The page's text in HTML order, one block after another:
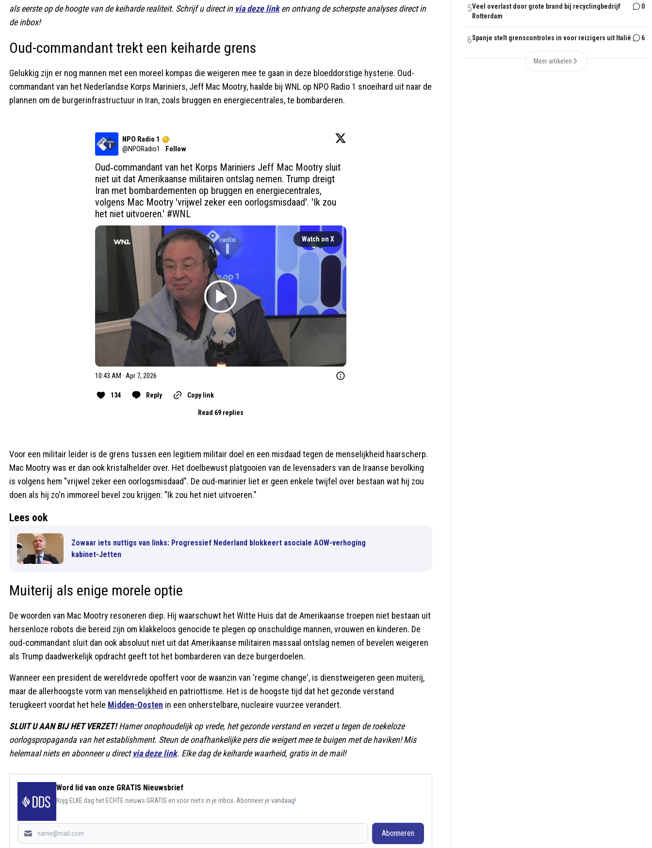
als eerste op de hoogte van de keiharde realiteit. Schrijf u direct in via deze linken ontvang de scherpste analyses direct in
de inbox!
Oud-commandant trekt een keiharde grens
Gelukkig zijn er nog mannen met een moreel kompas die weigeren mee te gaan in deze bloeddorstige hysterie. Oud-
commandant van het Nederlandse Korps Mariniers, Jeff Mac Mootry, haalde bij WNL op NPO Radio 1 snoeihard uit naar de
plannen om de burgerinfrastructuur in Iran, zoals bruggen en energiecentrales, te bombarderen.
NPO Radio 1
@NPORadio1 · Follow
Oud‑commandant van het Korps Mariniers Jeff Mac Mootry sluit
niet uit dat Amerikaanse militairen ontslag nemen. Trump dreigt
Iran met bombardementen op bruggen en energiecentrales,
volgens Mac Mootry 'vrijwel zeker een oorlogsmisdaad'. 'Ik zou
het niet uitvoeren.' #WNL
Watch on X
10:43 AM · Apr 7, 2026
134 Reply Copy link
Read 69 replies
Voor een militair leider is de grens tussen een legitiem militair doel en een misdaad tegen de menselijkheid haarscherp.
Mac Mootry was er dan ook kristalhelder over. Het doelbewust platgooien van de levensaders van de Iraanse bevolking
is volgens hem "vrijwel zeker een oorlogsmisdaad". De oud-marinier liet er geen enkele twijfel over bestaan wat hij zou
doen als hij zo'n immoreel bevel zou krijgen: "Ik zou het niet uitvoeren."
Lees ook
Zowaar iets nuttigs van links: Progressief Nederland blokkeert asociale AOW-verhoging
kabinet-Jetten
Muiterij als enige morele optie
De woorden van Mac Mootry resoneren diep. Hij waarschuwt het Witte Huis dat de Amerikaanse troepen niet bestaan uit
hersenloze robots die bereid zijn om klakkeloos genocide te plegen op onschuldige mannen, vrouwen en kinderen. De
oud-commandant sluit dan ook absoluut niet uit dat Amerikaanse militairen massaal ontslag nemen of bevelen weigeren
als Trump daadwerkelijk opdracht geeft tot het bombarderen van deze burgerdoelen.
Wanneer een president de wereldvrede opoffert voor de waanzin van 'regime change', is dienstweigeren geen muiterij,
maar de allerhoogste vorm van menselijkheid en patriottisme. Het is de hoogste tijd dat het gezonde verstand
terugkeert voordat het hele Midden-Oosten in een onherstelbare, nucleaire vuurzee verandert.
SLUIT U AAN BIJ HET VERZET! Hamer onophoudelijk op vrede, het gezonde verstand en verzet u tegen de roekeloze
oorlogspropaganda van het establishment. Steun de onafhankelijke pers die weigert mee te buigen met de haviken! Mis
helemaal niets en abonneer u directvia deze link. Elke dag de keiharde waarheid, gratis in de mail!
Word lid van onze GRATIS Nieuwsbrief
Krijg ELKE dag het ECHTE nieuws GRATIS en voor niets in je inbox. Abonneer je vandaag!
Abonneren
5Veel overlast door grote brand bij recyclingbedrijf
Rotterdam
0
6Spanje stelt grenscontroles in voor reizigers uit Italië 6
Meer artikelen